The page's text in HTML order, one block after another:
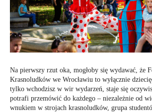
Na pierwszy rzut oka, mogłoby się wydawać, że
Krasnoludków we Wrocławiu to wyłącznie
tylko wchodzisz w wir wydarzeń, staje się
potrafi przemówić do każdego – niezależnie od
wnukiem w strojach krasnoludków, grupa